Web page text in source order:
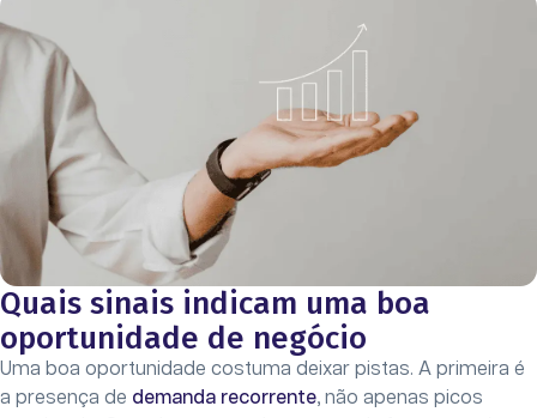
Quais sinais indicam uma boa
oportunidade de negócio
Uma boa oportunidade costuma deixar pistas. A primeira é
a presença de demanda recorrente, não apenas picos